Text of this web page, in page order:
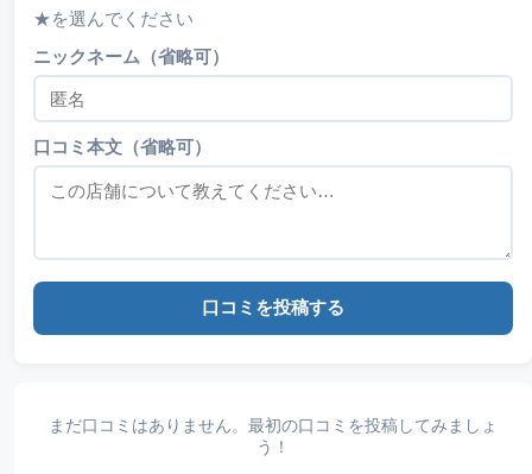
★を選んでください
ニックネーム（省略可）
口コミ本文（省略可）
口コミを投稿する
まだ口コミはありません。最初の口コミを投稿してみましょ
う！